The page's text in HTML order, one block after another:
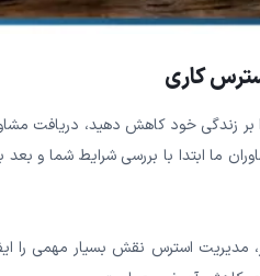
کاری
بر زندگی خود کاهش دهید، دریافت
ما ابتدا با بررسی شرایط شما و بعد
استرس نقش بسیار مهمی را